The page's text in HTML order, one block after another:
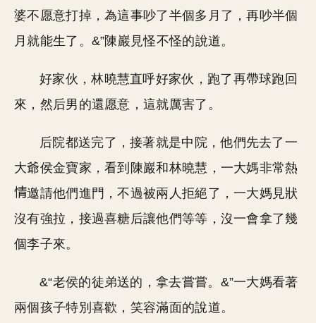
婆不愿意打掉，為這事吵了半個多月了，再吵半個
月就能生了。&”陳巖見怪不怪的說道。
好家伙，林曉慧直呼好家伙，跑了再帶球跑回
來，然后男的還愿意，這就厲害了。
后院都送完了，接著就是中院，他們先去了一
大爺侯金寶家，看到陳巖和林曉慧，一大媽非常熱
邀請他們進門，不過被兩人拒絕了，一大媽見狀
沒有強拉，接過喜糖后讓他們等等，沒一會拿了幾
個李子來。
&“老侯的徒弟送的，拿去嘗嘗。&”一大媽看著
兩個孩子特別喜歡，笑容滿面的說道。